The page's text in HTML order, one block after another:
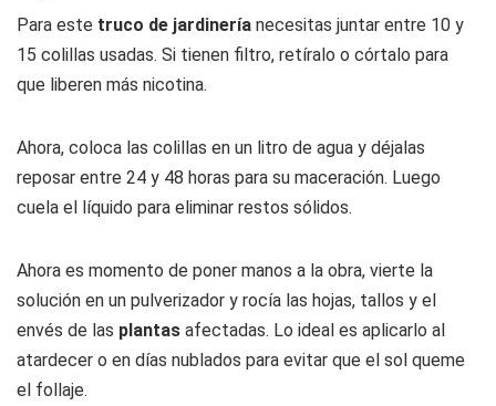
Para este truco de jardinería necesitas juntar entre 10 y
15 colillas usadas. Si tienen filtro, retíralo o córtalo para
que liberen más nicotina.
Ahora, coloca las colillas en un litro de agua y déjalas
reposar entre 24 y 48 horas para su maceración. Luego
cuela el líquido para eliminar restos sólidos.
Ahora es momento de poner manos a la obra, vierte la
solución en un pulverizador y rocía las hojas, tallos y el
envés de las plantas afectadas. Lo ideal es aplicarlo al
atardecer o en días nublados para evitar que el sol queme
el follaje.